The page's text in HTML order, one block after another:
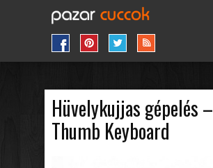
Hüvelykujjas gépelés –
Thumb Keyboard